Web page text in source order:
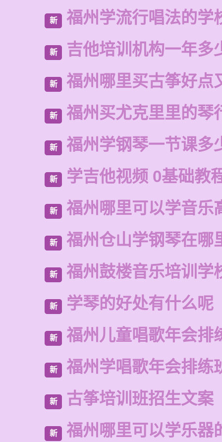
新 福州学流行唱法的学
新 吉他培训机构一年多
新 福州哪里买古筝好点
新 福州买尤克里里的琴
新 福州学钢琴一节课多
新 学吉他视频 0基础教
新 福州哪里可以学音乐
新 福州仓山学钢琴在哪
新 福州鼓楼音乐培训学
新 学琴的好处有什么呢
新 福州儿童唱歌年会排
新 福州学唱歌年会排练
新 古筝培训班招生文案
新 福州哪里可以学乐器